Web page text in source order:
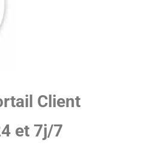
Client
et 7j/7